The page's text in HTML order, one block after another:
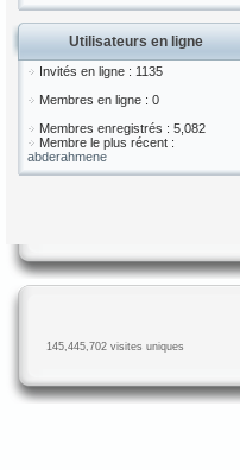
Utilisateurs en ligne
Invités en ligne : 1135
Membres en ligne : 0
Membres enregistrés : 5,082
Membre le plus récent :
abderahmene
145,445,702 visites uniques